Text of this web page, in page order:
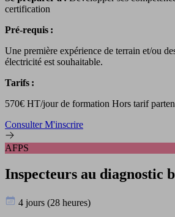
certification
Pré-requis :
Une première expérience de terrain et/ou
électricité est souhaitable.
Tarifs :
570€ HT/jour de formation Hors tarif
ConsulterM'inscrire
AFPS
Inspecteurs au diagnostic
4 jours (28 heures)